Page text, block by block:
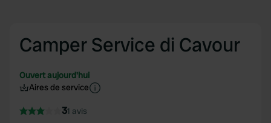
Camper Service di Cavour
Ouvert aujourd'hui
Aires de service
31 avis